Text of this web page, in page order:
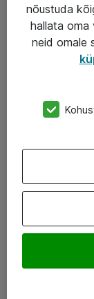
AS ATEA
+372 659
Järvevana
Facebook
nõustuda
hallata oma
neid omale